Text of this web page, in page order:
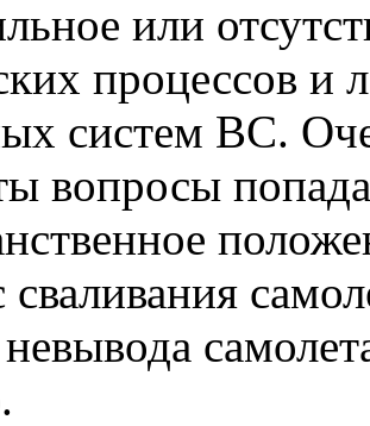
или
процессов и
систем ВС.
вопросы
сваливания